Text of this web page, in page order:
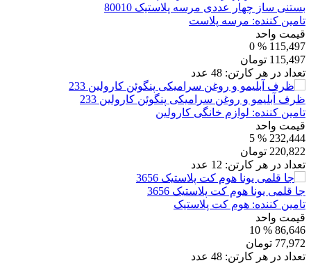
بستنی ساز چهار عددی مرسه پلاستیک 80010
تامین کننده: مرسه پلاست
قیمت واحد
115,497
% 0
115,497 تومان
تعداد در هر کارتن: 48 عدد
ظرف آبلیمو و روغن سرامیکی پنگوئن کارولین 233
تامین کننده: لوازم خانگی کارولین
قیمت واحد
232,444
% 5
220,822 تومان
تعداد در هر کارتن: 12 عدد
جا قلمی یونا هوم کت پلاستیک 3656
تامین کننده: هوم کت پلاستیک
قیمت واحد
86,646
% 10
77,972 تومان
تعداد در هر کارتن: 48 عدد